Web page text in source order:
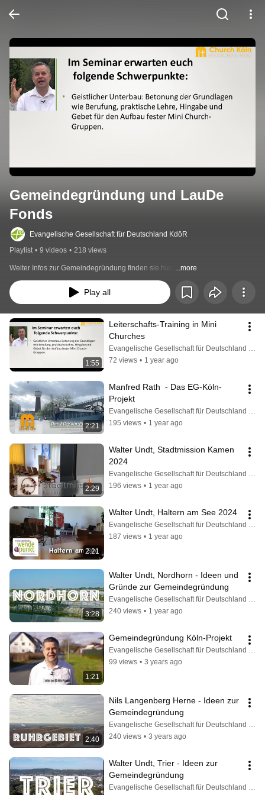
Gemeindegründung und LauDe
Fonds
Evangelische Gesellschaft für Deutschland KdöR
Playlist • 9 videos • 218 views
Weiter Infos zur Gemeindegründung finden sie hier: ...more
Play all
1:55
Leiterschafts-Training in Mini
Churches
Evangelische Gesellschaft für Deutschland KdöR
72 views • 1 year ago
2:21
Manfred Rath  - Das EG-Köln-
Projekt
Evangelische Gesellschaft für Deutschland KdöR
195 views • 1 year ago
2:29
Walter Undt, Stadtmission Kamen
2024
Evangelische Gesellschaft für Deutschland KdöR
196 views • 1 year ago
2:21
Walter Undt, Haltern am See 2024
Evangelische Gesellschaft für Deutschland KdöR
187 views • 1 year ago
3:28
Walter Undt, Nordhorn - Ideen und
Gründe zur Gemeindegründung
Evangelische Gesellschaft für Deutschland KdöR
240 views • 1 year ago
1:21
Gemeindegründung Köln-Projekt
Evangelische Gesellschaft für Deutschland KdöR
99 views • 3 years ago
2:40
Nils Langenberg Herne - Ideen zur
Gemeindegründung
Evangelische Gesellschaft für Deutschland KdöR
240 views • 3 years ago
Walter Undt, Trier - Ideen zur
Gemeindegründung
Evangelische Gesellschaft für Deutschland KdöR